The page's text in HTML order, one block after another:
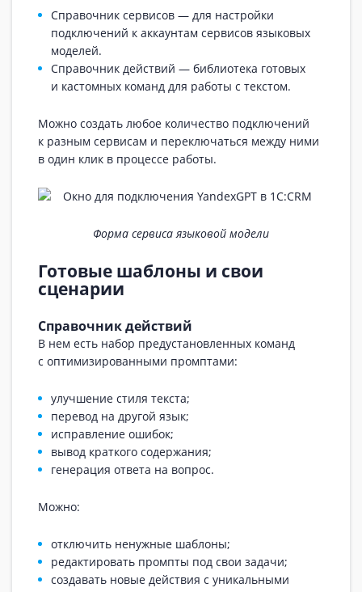
Справочник сервисов — для настройки
подключений к аккаунтам сервисов языковых
моделей.
Справочник действий — библиотека готовых
и кастомных команд для работы с текстом.
Можно создать любое количество подключений
к разным сервисам и переключаться между ними
в один клик в процессе работы.
Форма сервиса языковой модели
Готовые шаблоны и свои
сценарии
Справочник действий
В нем есть набор предустановленных команд
с оптимизированными промптами:
улучшение стиля текста;
перевод на другой язык;
исправление ошибок;
вывод краткого содержания;
генерация ответа на вопрос.
Можно:
отключить ненужные шаблоны;
редактировать промпты под свои задачи;
создавать новые действия с уникальными